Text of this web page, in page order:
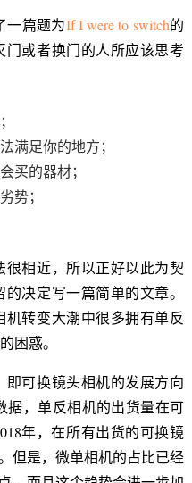
一篇题为If I were to switch的
或者换门的人所应该思考
满足你的地方；
买的器材；
势；
相近，所以正好以此为契
决定写一篇简单的文章。
转变大潮中很多拥有单反
困惑。
可换镜头相机的发展方向
据，单反相机的出货量在可
年，在所有出货的可换镜
但是，微单相机的占比已经